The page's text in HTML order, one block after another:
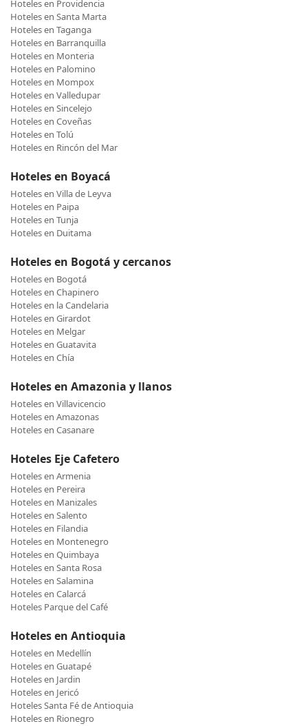
Hoteles en Providencia
Hoteles en Santa Marta
Hoteles en Taganga
Hoteles en Barranquilla
Hoteles en Monteria
Hoteles en Palomino
Hoteles en Mompox
Hoteles en Valledupar
Hoteles en Sincelejo
Hoteles en Coveñas
Hoteles en Tolú
Hoteles en Rincón del Mar
Hoteles en Boyacá
Hoteles en Villa de Leyva
Hoteles en Paipa
Hoteles en Tunja
Hoteles en Duitama
Hoteles en Bogotá y cercanos
Hoteles en Bogotá
Hoteles en Chapinero
Hoteles en la Candelaria
Hoteles en Girardot
Hoteles en Melgar
Hoteles en Guatavita
Hoteles en Chía
Hoteles en Amazonia y llanos
Hoteles en Villavicencio
Hoteles en Amazonas
Hoteles en Casanare
Hoteles Eje Cafetero
Hoteles en Armenia
Hoteles en Pereira
Hoteles en Manizales
Hoteles en Salento
Hoteles en Filandia
Hoteles en Montenegro
Hoteles en Quimbaya
Hoteles en Santa Rosa
Hoteles en Salamina
Hoteles en Calarcá
Hoteles Parque del Café
Hoteles en Antioquia
Hoteles en Medellín
Hoteles en Guatapé
Hoteles en Jardin
Hoteles en Jericó
Hoteles Santa Fé de Antioquia
Hoteles en Rionegro